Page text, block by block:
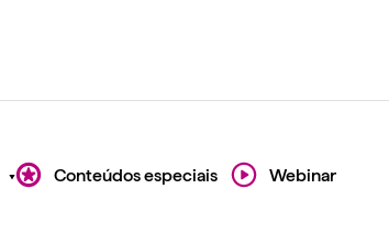
Conteúdos especiais Webinar